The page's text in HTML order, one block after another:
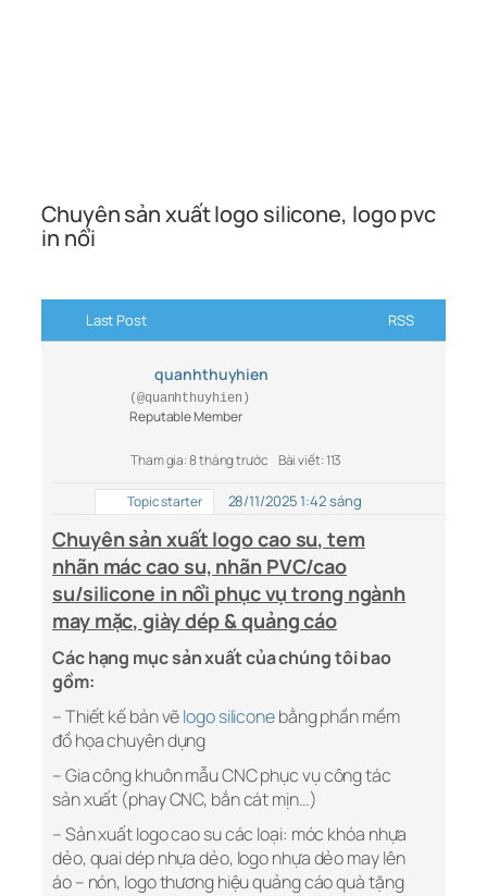
Chuyên sản xuất logo silicone, logo pvc
in nổi
Last Post RSS
quanhthuyhien
(@quanhthuyhien)
Reputable Member
Tham gia: 8 tháng trước Bài viết: 113
Topic starter 28/11/2025 1:42 sáng
Chuyên sản xuất logocao su, tem
nhãn mác cao su, nhãn PVC/cao
su/silicone in nổi phục vụ trong ngành
may mặc, giày dép & quảng cáo
Các hạng mục sản xuất của chúng tôi bao
gồm:
– Thiết kế bản vẽlogo siliconebằng phần mềm
đồ họa chuyên dụng
– Gia công khuôn mẫu CNC phục vụ công tác
sản xuất (phay CNC, bắn cát mịn…)
– Sản xuất logo cao su các loại: móc khóa nhựa
dẻo, quai dép nhựa dẻo, logo nhựa dẻo may lên
áo – nón, logo thương hiệu quảng cáo quà tặng